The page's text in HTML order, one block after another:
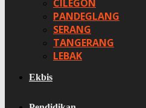
CILEGON
PANDEGLANG
SERANG
TANGERANG
LEBAK
Ekbis